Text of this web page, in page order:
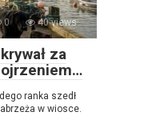
0 40 views
za
ranka szedł
w wiosce.